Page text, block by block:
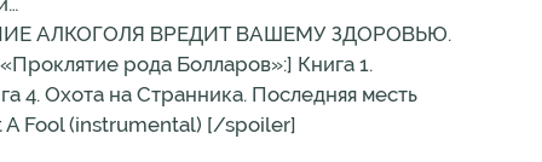
АЛКОГОЛЯ ВРЕДИТ ВАШЕМУ ЗДОРОВЬЮ.
рода Болларов»:] Книга 1.
4. Охота на Странника. Последняя месть
A Fool (instrumental) [/spoiler]